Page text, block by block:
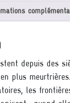
depuis des
plus
les